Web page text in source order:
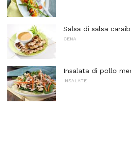
Salsa di salsa
CENA
Insalata di pollo
INSALATE